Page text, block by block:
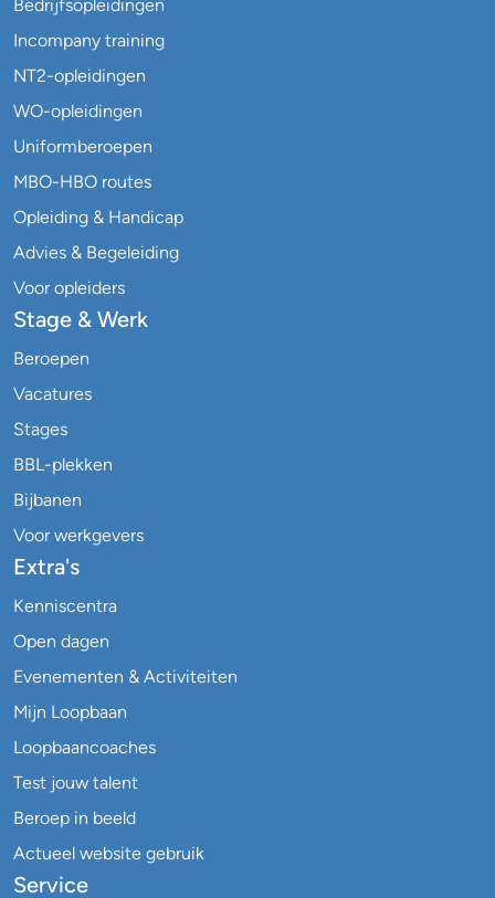
Bedrijfsopleidingen
Incompany training
NT2-opleidingen
WO-opleidingen
Uniformberoepen
MBO-HBO routes
Opleiding & Handicap
Advies & Begeleiding
Voor opleiders
Stage & Werk
Beroepen
Vacatures
Stages
BBL-plekken
Bijbanen
Voor werkgevers
Extra's
Kenniscentra
Open dagen
Evenementen & Activiteiten
Mijn Loopbaan
Loopbaancoaches
Test jouw talent
Beroep in beeld
Actueel website gebruik
Service